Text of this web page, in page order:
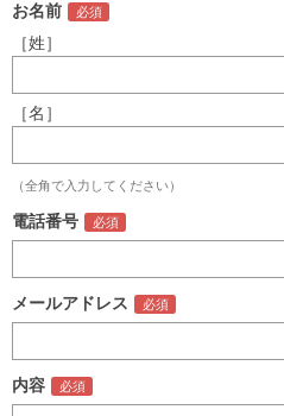
お名前
［姓］
［名］
（全角で入力してください）
電話番号
メールアドレス
内容